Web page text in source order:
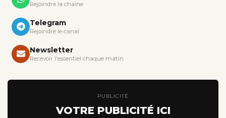
Rejoindre la chaîne
Telegram
Rejoindre le canal
Newsletter
Recevoir l'essentiel chaque matin
PUBLICITÉ
VOTRE PUBLICITÉ ICI